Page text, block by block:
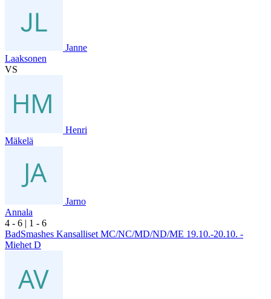
Janne
Laaksonen
VS
Henri
Mäkelä
Jarno
Annala
4 - 6 | 1 - 6
BadSmashes Kansalliset MC/NC/MD/ND/ME 19.10.-20.10. -
Miehet D